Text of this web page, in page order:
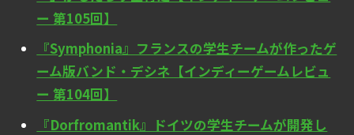
ー 第105回】
『Symphonia』フランスの学生チームが作ったゲ
ーム版バンド・デシネ【インディーゲームレビュ
ー 第104回】
『Dorfromantik』ドイツの学生チームが開発し